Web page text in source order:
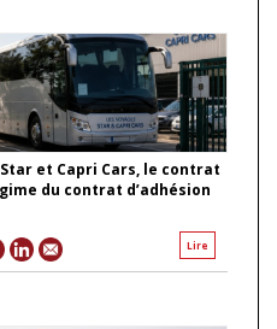
et Capri Cars, le contrat
du contrat d’adhésion
Lire